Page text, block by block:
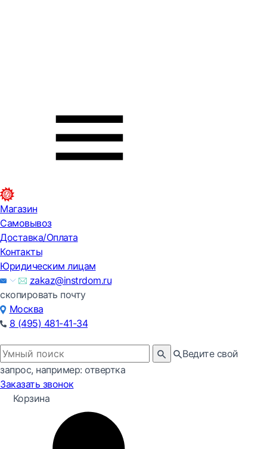
Магазин
Самовывоз
Доставка/Оплата
Контакты
Юридическим лицам
zakaz@instrdom.ru
скопировать почту
Москва
8 (495) 481-41-34
Ведите свой
запрос, например: отвертка
Заказать звонок
Корзина